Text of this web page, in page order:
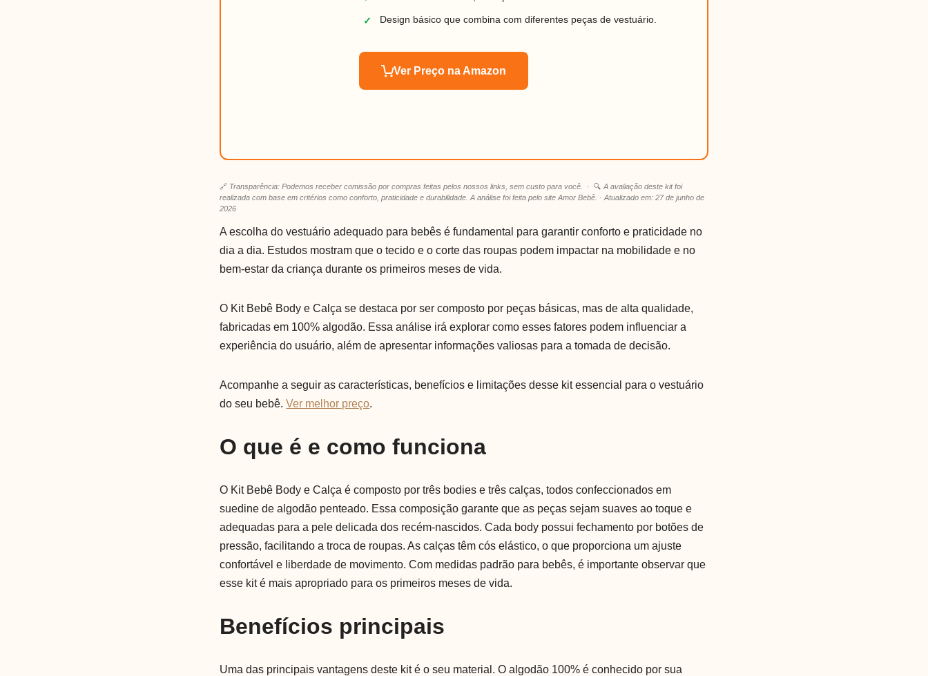
✓ Design básico que combina com diferentes peças de vestuário.
Ver Preço na Amazon
🔗 Transparência: Podemos receber comissão por compras feitas pelos nossos links, sem custo para você. · 🔍A avaliação deste kit foi
realizada com base em critérios como conforto, praticidade e durabilidade. A análise foi feita pelo site Amor Bebê. · Atualizado em: 27 de junho de
2026
A escolha do vestuário adequado para bebês é fundamental para garantir conforto e praticidade no
dia a dia. Estudos mostram que o tecido e o corte das roupas podem impactar na mobilidade e no
bem-estar da criança durante os primeiros meses de vida.
O Kit Bebê Body e Calça se destaca por ser composto por peças básicas, mas de alta qualidade,
fabricadas em 100% algodão. Essa análise irá explorar como esses fatores podem influenciar a
experiência do usuário, além de apresentar informações valiosas para a tomada de decisão.
Acompanhe a seguir as características, benefícios e limitações desse kit essencial para o vestuário
do seu bebê.Ver melhor preço.
O que é e como funciona
O Kit Bebê Body e Calça é composto por três bodies e três calças, todos confeccionados em
suedine de algodão penteado. Essa composição garante que as peças sejam suaves ao toque e
adequadas para a pele delicada dos recém-nascidos. Cada body possui fechamento por botões de
pressão, facilitando a troca de roupas. As calças têm cós elástico, o que proporciona um ajuste
confortável e liberdade de movimento. Com medidas padrão para bebês, é importante observar que
esse kit é mais apropriado para os primeiros meses de vida.
Benefícios principais
Uma das principais vantagens deste kit é o seu material. O algodão 100% é conhecido por sua